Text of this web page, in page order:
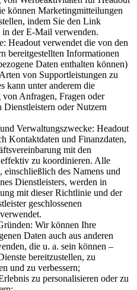
können Marketingmitteilungen
indem Sie den Link
in der E-Mail verwenden.
Headout verwendet die von den
bereitgestellten Informationen
Daten enthalten können)
von Supportleistungen zu
kann unter anderem die
Anfragen, Fragen oder
Dienstleistern oder Nutzern
Verwaltungszwecke: Headout
Kontaktdaten und Finanzdaten,
mit den
zu koordinieren. Alle
einschließlich des Namens und
Dienstleisters, werden in
mit dieser Richtlinie und der
geschlossenen
Wir können Ihre
Daten auch aus anderen
die u. a. sein können –
bereitzustellen, zu
und zu verbessern;
zu personalisieren oder zu